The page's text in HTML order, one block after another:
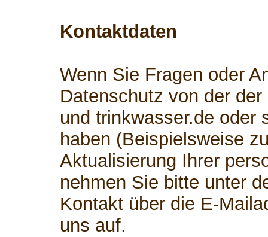
Kontaktdaten
Wenn Sie Fragen oder
Datenschutz von der
und trinkwasser.de oder
haben (Beispielsweise
Aktualisierung Ihrer
nehmen Sie bitte unter
Kontakt über die E-
uns auf.